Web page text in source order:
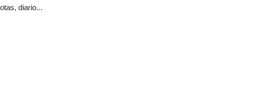
diario...